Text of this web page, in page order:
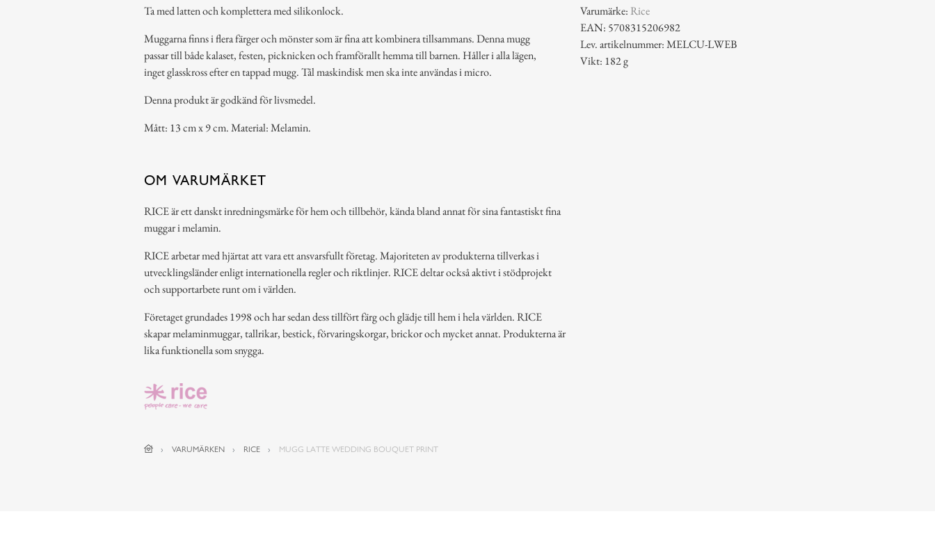
Ta med latten och komplettera med silikonlock.
Muggarna finns i flera färger och mönster som är fina att kombinera tillsammans. Denna mugg
passar till både kalaset, festen, picknicken och framförallt hemma till barnen. Håller i alla lägen,
inget glasskross efter en tappad mugg. Tål maskindisk men ska inte användas i micro.
Denna produkt är godkänd för livsmedel.
Mått: 13 cm x 9 cm. Material: Melamin.
Varumärke: Rice
EAN: 5708315206982
Lev. artikelnummer: MELCU-LWEB
Vikt: 182 g
OM VARUMÄRKET
RICE är ett danskt inredningsmärke för hem och tillbehör, kända bland annat för sina fantastiskt fina
muggar i melamin.
RICE arbetar med hjärtat att vara ett ansvarsfullt företag. Majoriteten av produkterna tillverkas i
utvecklingsländer enligt internationella regler och riktlinjer. RICE deltar också aktivt i stödprojekt
och supportarbete runt om i världen.
Företaget grundades 1998 och har sedan dess tillfört färg och glädje till hem i hela världen. RICE
skapar melaminmuggar, tallrikar, bestick, förvaringskorgar, brickor och mycket annat. Produkterna är
lika funktionella som snygga.
VARUMÄRKEN RICE MUGG LATTE WEDDING BOUQUET PRINT